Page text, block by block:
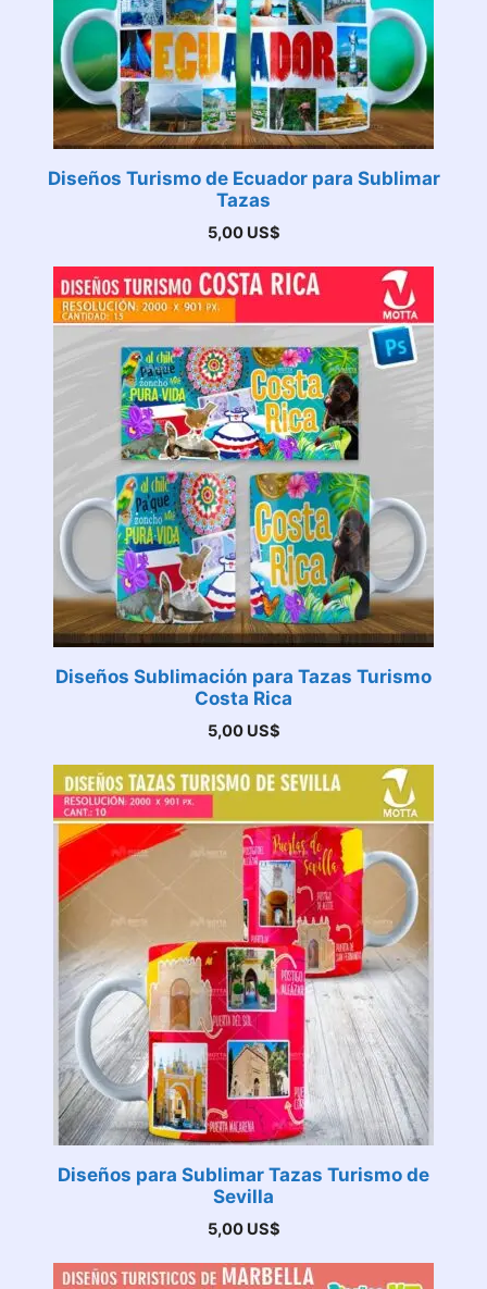
Diseños Turismo de Ecuador para Sublimar
Tazas
5,00 US$
Diseños Sublimación para Tazas Turismo
Costa Rica
5,00 US$
Diseños para Sublimar Tazas Turismo de
Sevilla
5,00 US$